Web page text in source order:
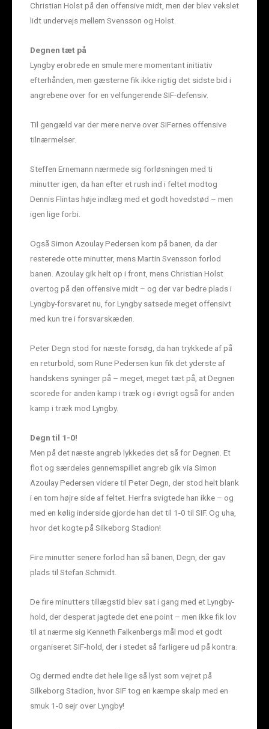
Christian Holst på den offensive midt, men der blev vekslet
lidt undervejs mellem Svensson og Holst.
Degnen tæt på
Lyngby erobrede en smule mere momentant initiativ
efterhånden, men gæsterne fik ikke rigtig det sidste bid i
angrebene over for en velfungerende SIF-defensiv.
Til gengæld var der mere nerve over SIFernes offensive
tilnærmelser.
Steffen Ernemann nærmede sig forløsningen med ti
minutter igen, da han efter et rush ind i feltet modtog
Dennis Flintas høje indlæg med et godt hovedstød – men
igen lige forbi.
Også Simon Azoulay Pedersen kom på banen, da der
resterede otte minutter, mens Martin Svensson forlod
banen. Azoulay gik helt op i front, mens Christian Holst
overtog på den offensive midt – og der var bedre plads i
Lyngby-forsvaret nu, for Lyngby satsede meget offensivt
med kun tre i forsvarskæden.
Peter Degn stod for næste forsøg, da han trykkede af på
en returbold, som Rune Pedersen kun fik det yderste af
handskens syninger på – meget, meget tæt på, at Degnen
scorede for anden kamp i træk og i øvrigt også for anden
kamp i træk mod Lyngby.
Degn til 1-0!
Men på det næste angreb lykkedes det så for Degnen. Et
flot og særdeles gennemspillet angreb gik via Simon
Azoulay Pedersen videre til Peter Degn, der stod helt blank
i en tom højre side af feltet. Herfra svigtede han ikke – og
med en kølig inderside gjorde han det til 1-0 til SIF. Og uha,
hvor det kogte på Silkeborg Stadion!
Fire minutter senere forlod han så banen, Degn, der gav
plads til Stefan Schmidt.
De fire minutters tillægstid blev sat i gang med et Lyngby-
hold, der desperat jagtede det ene point – men ikke fik lov
til at nærme sig Kenneth Falkenbergs mål mod et godt
organiseret SIF-hold, der i stedet så farligere ud på kontra.
Og dermed endte det hele lige så lyst som vejret på
Silkeborg Stadion, hvor SIF tog en kæmpe skalp med en
smuk 1-0 sejr over Lyngby!